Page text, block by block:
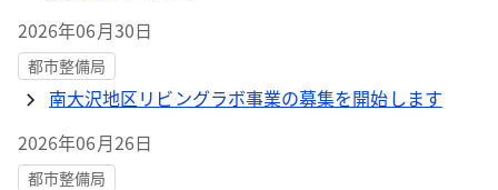
2026年06月30日
都市整備局
南大沢地区リビングラボ事業の募集を開始します
2026年06月26日
都市整備局